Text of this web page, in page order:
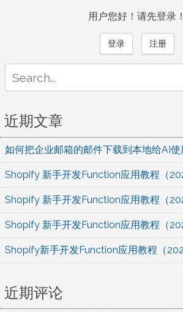
用户您好！请先登录！
登录 注册
for:
近期文章
如何把企业邮箱的邮件下载到本地给AI使
Shopify 新手开发Function应用教程（
Shopify 新手开发Function应用教程（
Shopify 新手开发Function应用教程（
Shopify新手开发Function应用教程（
近期评论